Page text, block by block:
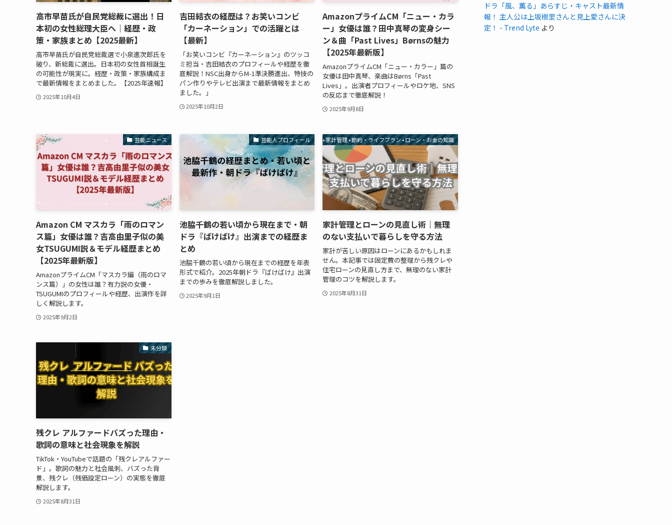
高市早苗氏が自民党総裁に選出！日
本初の女性総理大臣へ｜経歴・政
策・家族まとめ【2025最新】
高市早苗氏が自民党総裁選で小泉進次郎氏を
破り、新総裁に選出。日本初の女性首相誕生
の可能性が現実に。経歴・政策・家族構成ま
で最新情報をまとめました。【2025年速報】
2025年10月4日
吉田結衣の経歴は？お笑いコンビ
「カーネーション」での活躍とは
【最新】
「お笑いコンビ『カーネーション』のツッコ
ミ担当・吉田結衣のプロフィールや経歴を徹
底解説！NSC出身からM-1準決勝進出、特技の
パン作りやテレビ出演まで最新情報をまとめ
ました。」
2025年10月2日
AmazonプライムCM「ニュー・カラ
ー」女優は誰？田中真琴の変身シー
ン＆曲「Past Lives」Børnsの魅力
【2025年最新版】
AmazonプライムCM「ニュー・カラー」篇の
女優は田中真琴、楽曲はBørns「Past
Lives」。出演者プロフィールやロケ地、SNS
の反応まで徹底解説！
2025年9月8日
芸能ニュース
Amazon CM マスカラ「雨のロマン
ス篇」女優は誰？吉高由里子似の美
女TSUGUMI説＆モデル経歴まとめ
【2025年最新版】
AmazonプライムCM「マスカラ編（雨のロマ
ンス篇）」の女性は誰？有力説の女優・
TSUGUMIのプロフィールや経歴、出演作を詳
しく解説します。
2025年9月2日
芸能人プロフィール
池脇千鶴の若い頃から現在まで・朝
ドラ『ばけばけ』出演までの経歴ま
とめ
池脇千鶴の若い頃から現在までの経歴を年表
形式で紹介。2025年朝ドラ『ばけばけ』出演
までの歩みを徹底解説しました。
2025年9月1日
• 家計管理 • 節約・ライフプラン • ローン・お金の知識
家計管理とローンの見直し術｜無理
のない支払いで暮らしを守る方法
家計が苦しい原因はローンにあるかもしれま
せん。本記事では固定費の整理から残クレや
住宅ローンの見直し方まで、無理のない家計
管理のコツを解説します。
2025年8月31日
未分類
残クレ アルファードバズった理由・
歌詞の意味と社会現象を解説
TikTok・YouTubeで話題の「残クレアルファー
ド」。歌詞の魅力と社会風刺、バズった背
景、残クレ（残価設定ローン）の実態を徹底
解説します。
2025年8月31日
ドラ「風、薫る」あらすじ・キャスト最新情
報！ 主人公は上坂樹里さんと見上愛さんに決
定！ - Trend Lyte より